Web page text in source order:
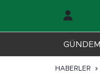
GÜNDEM
HABERLER